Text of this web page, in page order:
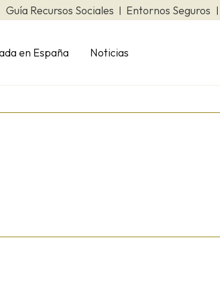
Guía Recursos Sociales Entornos Seguros
en España Noticias